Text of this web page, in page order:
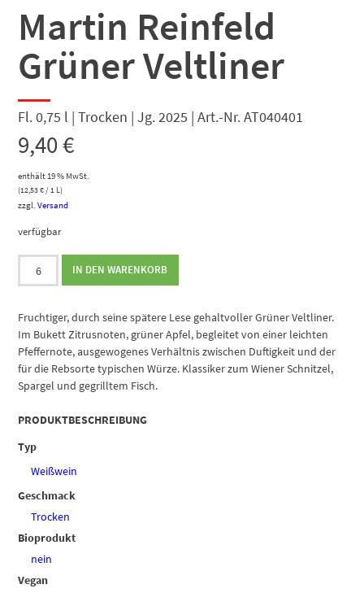
Martin Reinfeld
Grüner Veltliner
Fl. 0,75 l | Trocken | Jg. 2025 | Art.-Nr. AT040401
9,40€
enthält 19 % MwSt.
(12,53€/ 1 L)
zzgl.Versand
verfügbar
Martin
Reinfeld
Veltliner
Menge
IN DEN WARENKORB
Fruchtiger, durch seine spätere Lese gehaltvoller Grüner Veltliner.
Im Bukett Zitrusnoten, grüner Apfel, begleitet von einer leichten
Pfeffernote, ausgewogenes Verhältnis zwischen Duftigkeit und der
für die Rebsorte typischen Würze. Klassiker zum Wiener Schnitzel,
Spargel und gegrilltem Fisch.
PRODUKTBESCHREIBUNG
Typ
Weißwein
Geschmack
Trocken
Bioprodukt
nein
Vegan